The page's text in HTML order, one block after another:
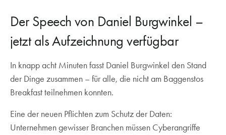
Der Speech von Daniel Burgwinkel –
jetzt als Aufzeichnung verfügbar
In knapp acht Minuten fasst Daniel Burgwinkel den Stand
der Dinge zusammen – für alle, die nicht am Baggenstos
Breakfast teilnehmen konnten.
Eine der neuen Pflichten zum Schutz der Daten:
Unternehmen gewisser Branchen müssen Cyberangriffe